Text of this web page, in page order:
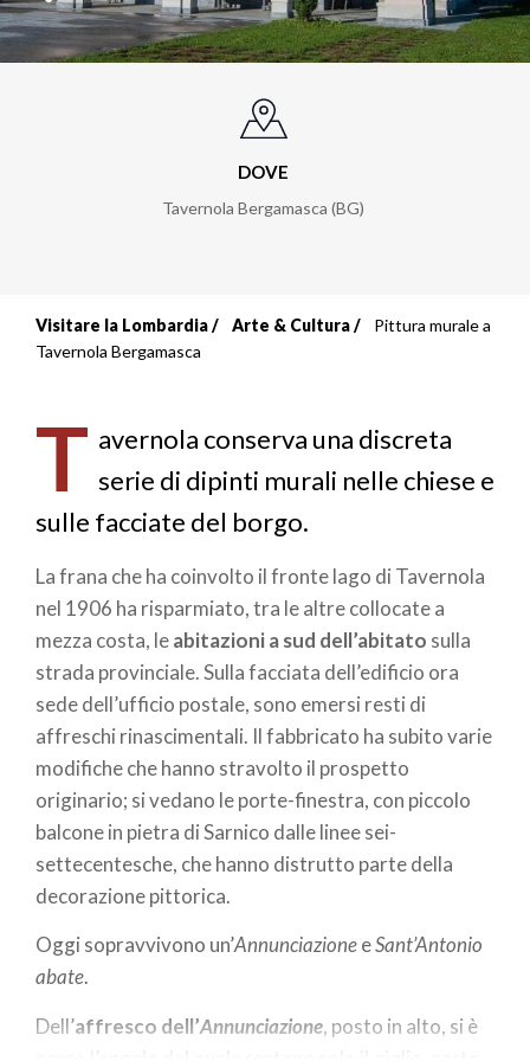
DOVE
Tavernola Bergamasca (BG)
Briciole
pane
Visitare la Lombardia Arte & Cultura
Pittura murale a
Tavernola Bergamasca
T avernola conserva una discreta
serie di dipinti murali nelle chiese e
sulle facciate del borgo.
La frana che ha coinvolto il fronte lago di Tavernola
nel 1906 ha risparmiato, tra le altre collocate a
mezza costa, leabitazioni a sud dell’abitato sulla
strada provinciale. Sulla facciata dell’edificio ora
sede dell’ufficio postale, sono emersi resti di
affreschi rinascimentali. Il fabbricato ha subito varie
modifiche che hanno stravolto il prospetto
originario; si vedano le porte-finestra, con piccolo
balcone in pietra di Sarnico dalle linee sei-
settecentesche, che hanno distrutto parte della
decorazione pittorica.
Oggi sopravvivono un’AnnunciazioneeSant’Antonio
abate.
Dell’affresco dell’Annunciazione, posto in alto, si è